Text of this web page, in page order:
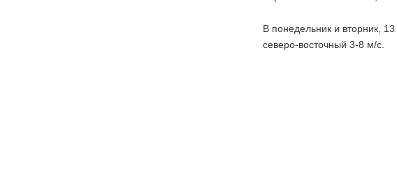
В понедельник и вторник,
северо-восточный 3-8 м/с.